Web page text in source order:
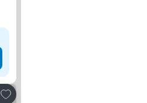
Lägg till i Mina Favoriter